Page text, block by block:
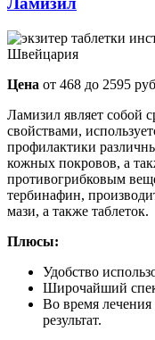
Швейцария
Цена от 468 до 2595
Ламизил являет собой
свойствами,
профилактики
кожных покровов, а
противогрибковым
тербинафин,
мази, а также таблеток.
Плюсы:
Удобство
Широчайший
Во время
результат.